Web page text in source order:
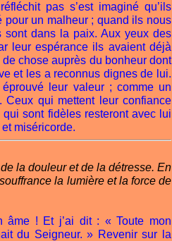
pas s’est imaginé qu’ils
pour un malheur ; quand ils nous
sont dans la paix. Aux yeux des
leur espérance ils avaient déjà
de chose auprès du bonheur dont
et les a reconnus dignes de lui.
leur valeur ; comme un
qui mettent leur confiance
sont fidèles resteront avec lui
miséricorde.
la douleur et de la détresse. En
la lumière et la force de
âme ! Et j’ai dit : « Toute mon
du Seigneur. » Revenir sur la